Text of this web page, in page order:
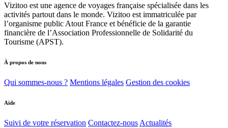
Vizitoo est une agence de voyages française spécialisée dans les
activités partout dans le monde. Vizitoo est immatriculée par
l’organisme public Atout France et bénéficie de la garantie
financière de l’Association Professionnelle de Solidarité du
Tourisme (APST).
À propos de nous
Qui sommes-nous ? Mentions légales Gestion des cookies
Aide
Suivi de votre réservation Contactez-nous Actualités